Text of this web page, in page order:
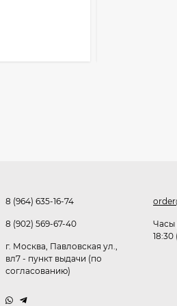
8 (964) 635-16-74
8 (902) 569-67-40
г. Москва, Павловская ул.,
вл7 - пункт выдачи (по
согласованию)
Часы